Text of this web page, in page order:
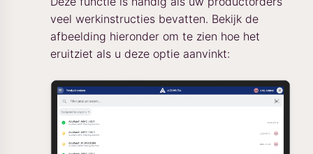
veel werkinstructies bevatten. Bekijk de
afbeelding hieronder om te zien hoe het
eruitziet als u deze optie aanvinkt: